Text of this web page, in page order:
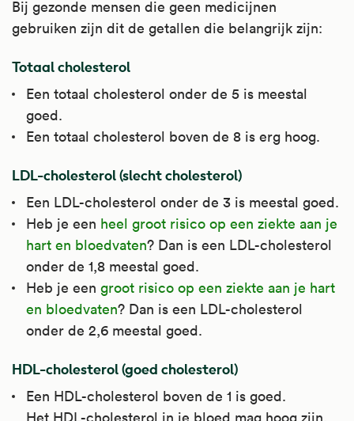
Bij gezonde mensen die geen medicijnen
gebruiken zijn dit de getallen die belangrijk zijn:
Totaal cholesterol
Een totaal cholesterol onder de 5 is meestal
goed.
Een totaal cholesterol boven de 8 is erg hoog.
LDL-cholesterol (slecht cholesterol)
Een LDL-cholesterol onder de 3 is meestal goed.
Heb je een heel groot risico op een ziekte aan je
hart en bloedvaten? Dan is een LDL-cholesterol
onder de 1,8 meestal goed.
Heb je een groot risico op een ziekte aan je hart
en bloedvaten? Dan is een LDL-cholesterol
onder de 2,6 meestal goed.
HDL-cholesterol (goed cholesterol)
Een HDL-cholesterol boven de 1 is goed.
Het HDL-cholesterol in je bloed mag hoog zijn.